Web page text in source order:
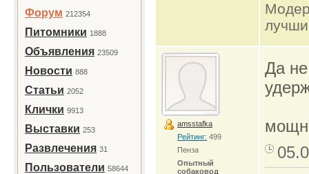
Форум 212354
Питомники 1888
Объявления 23509
Новости 888
Статьи 2052
Клички 9913
Выставки 253
Развлечения 31
Пользователи 58644
amsstafka
Рейтинг: 499
Пенза
Опытный
собаковод
Да